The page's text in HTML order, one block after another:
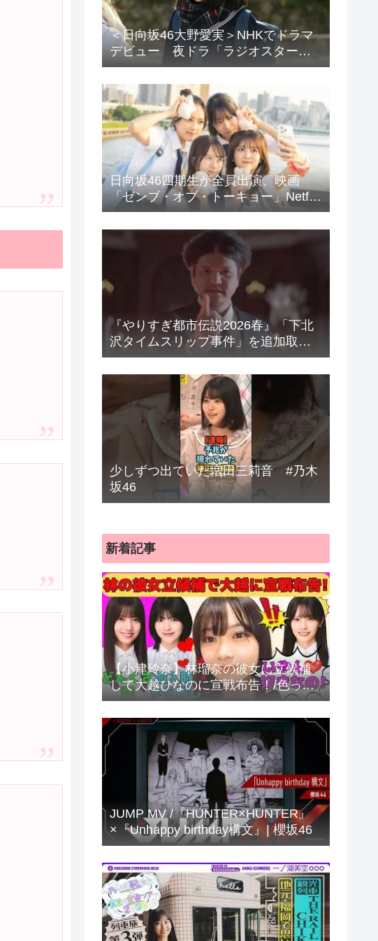
＜日向坂46大野愛実＞NHKでドラマ
デビュー 夜ドラ「ラジオスター」
登場に「かわいさハンパない」「演
技上手じゃん！」の声
日向坂46四期生が全員出演、映画
「ゼンブ・オブ・トーキョー」Netflix
で配信
『やりすぎ都市伝説2026春』「下北
沢タイムスリップ事件」を追加取
材 “Mr.都市伝説”関暁夫は宇宙人に
迫る きょう22日放送
少しずつ出ていた増田三莉音 #乃木
坂46
新着記事
【小津玲奈】林瑠奈の彼女に立候補
して大越ひなのに宣戦布告！/色っぽ
い声がでちゃう小津ちゃん/海邉朱莉
のどんくさ話/小川彩との仲良し話/文
字起こし（乃木坂46・のぎおび）
JUMP MV /『HUNTER×HUNTER』
×『Unhappy birthday構文』| 櫻坂46